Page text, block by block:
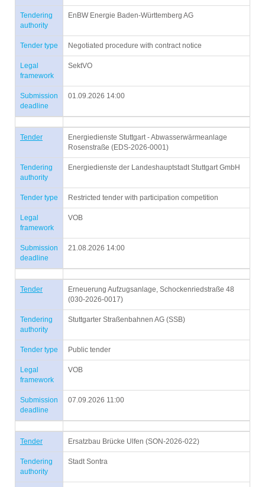
Tendering
authority
EnBW Energie Baden-Württemberg AG
Tender type Negotiated procedure with contract notice
Legal
framework
SektVO
Submission
deadline
01.09.2026 14:00
Tender
Energiedienste Stuttgart - Abwasserwärmeanlage
Rosenstraße (EDS-2026-0001)
Tendering
authority
Energiedienste der Landeshauptstadt Stuttgart GmbH
Tender type Restricted tender with participation competition
Legal
framework
VOB
Submission
deadline
21.08.2026 14:00
Tender
Erneuerung Aufzugsanlage, Schockenriedstraße 48
(030-2026-0017)
Tendering
authority
Stuttgarter Straßenbahnen AG (SSB)
Tender type Public tender
Legal
framework
VOB
Submission
deadline
07.09.2026 11:00
Tender Ersatzbau Brücke Ulfen (SON-2026-022)
Tendering
authority
Stadt Sontra